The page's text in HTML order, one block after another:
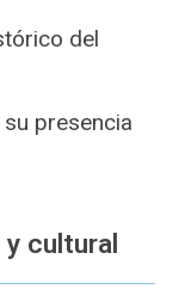
del
presencia
y cultural